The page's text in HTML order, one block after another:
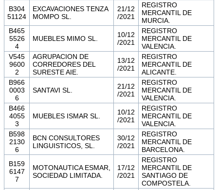
B304
51124
EXCAVACIONES TENZA
MOMPO SL.
21/12
/2021
REGISTRO
MERCANTIL DE
MURCIA.
B465
5526
4
MUEBLES MIMO SL.
10/12
/2021
REGISTRO
MERCANTIL DE
VALENCIA.
V545
9600
2
AGRUPACION DE
CORREDORES DEL
SURESTE AIE.
13/12
/2021
REGISTRO
MERCANTIL DE
ALICANTE.
B966
0003
6
SANTAVI SL.
21/12
/2021
REGISTRO
MERCANTIL DE
VALENCIA.
B466
4055
3
MUEBLES ISMAR SL.
10/12
/2021
REGISTRO
MERCANTIL DE
VALENCIA.
B598
2130
6
BCN CONSULTORES
LINGUISTICOS, SL.
30/12
/2021
REGISTRO
MERCANTIL DE
BARCELONA.
B159
6147
7
MOTONAUTICA ESMAR,
SOCIEDAD LIMITADA.
17/12
/2021
REGISTRO
MERCANTIL DE
SANTIAGO DE
COMPOSTELA.